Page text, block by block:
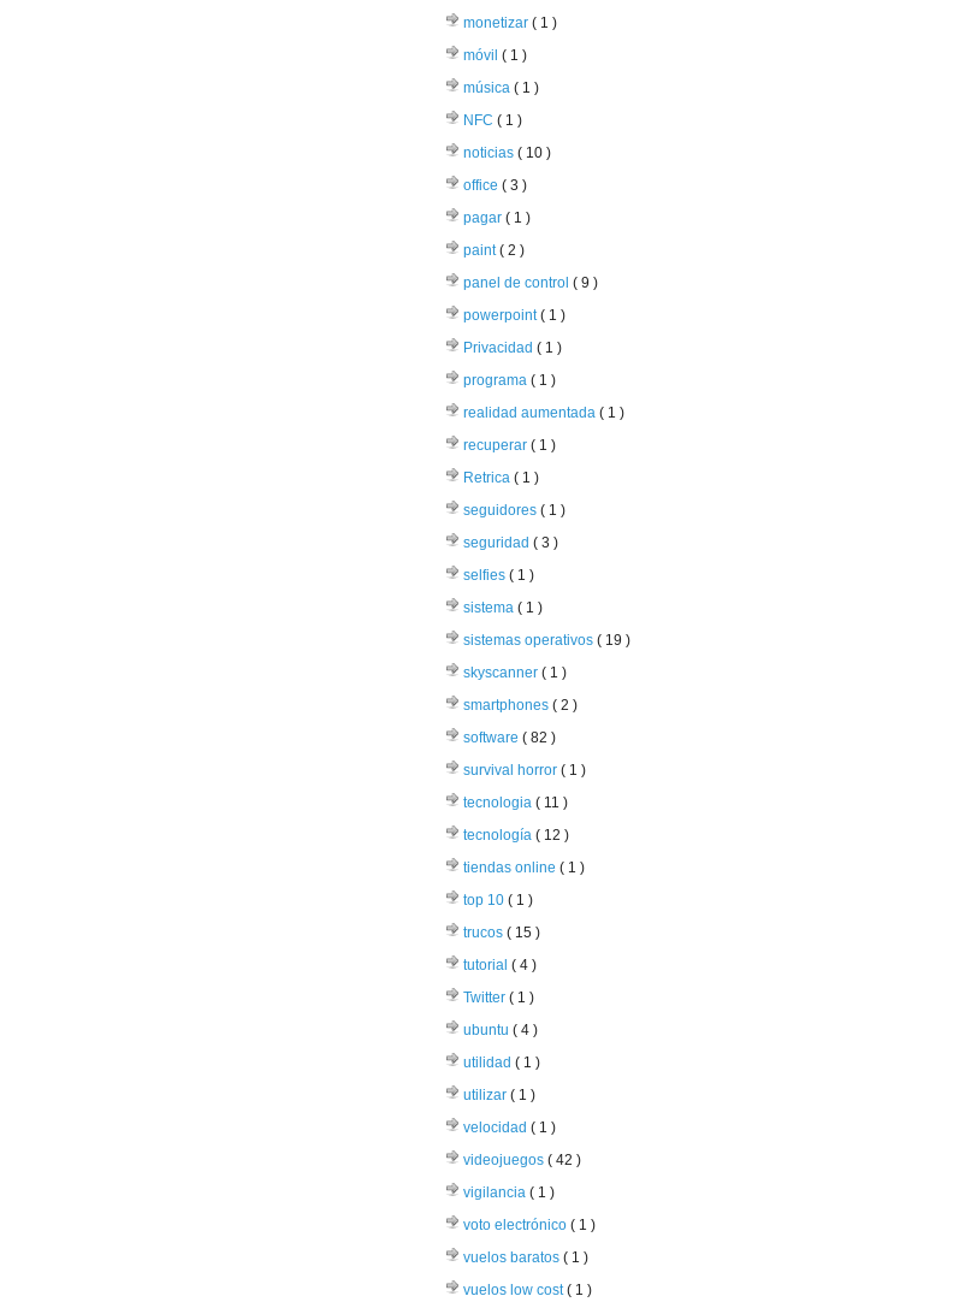
monetizar ( 1 )
móvil ( 1 )
música ( 1 )
NFC ( 1 )
noticias ( 10 )
office ( 3 )
pagar ( 1 )
paint( 2 )
panel de control ( 9 )
powerpoint( 1 )
Privacidad ( 1 )
programa ( 1 )
realidad aumentada ( 1 )
recuperar ( 1 )
Retrica ( 1 )
seguidores ( 1 )
seguridad ( 3 )
selfies ( 1 )
sistema ( 1 )
sistemas operativos ( 19 )
skyscanner ( 1 )
smartphones ( 2 )
software ( 82 )
survival horror ( 1 )
tecnologia ( 11 )
tecnología ( 12 )
tiendas online ( 1 )
top 10 ( 1 )
trucos ( 15 )
tutorial ( 4 )
Twitter ( 1 )
ubuntu ( 4 )
utilidad ( 1 )
utilizar ( 1 )
velocidad ( 1 )
videojuegos ( 42 )
vigilancia ( 1 )
voto electrónico ( 1 )
vuelos baratos ( 1 )
vuelos low cost( 1 )